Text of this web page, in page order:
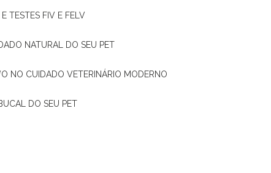
E TESTES FIV E FELV
NATURAL DO SEU PET
NO CUIDADO VETERINÁRIO MODERNO
DO SEU PET